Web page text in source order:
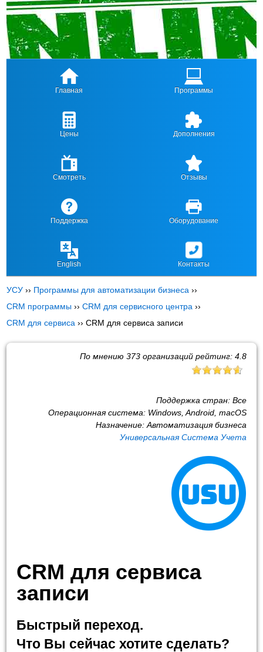
Главная Программы
Цены Дополнения
Смотреть Отзывы
Поддержка Оборудование
English Контакты
УСУ ›› Программы для автоматизации бизнеса ››
CRM программы ››CRM для сервисного центра ››
CRM для сервиса ››CRM для сервиса записи
По мнению 373организаций рейтинг: 4.8
Поддержка стран: Все
Операционная система: Windows, Android, macOS
Назначение: Автоматизация бизнеса
Универсальная Система Учета
CRM для сервиса
записи
Быстрый переход.
Что Вы сейчас хотите сделать?